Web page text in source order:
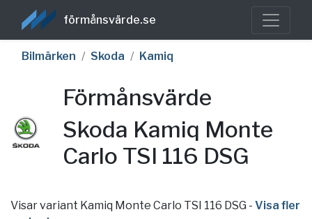
förmånsvärde.se
Bilmärken Skoda Kamiq
Förmånsvärde
Skoda Kamiq Monte
Carlo TSI 116 DSG
Visar variant Kamiq Monte Carlo TSI 116 DSG - Visa fler